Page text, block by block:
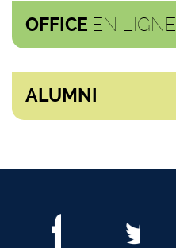
OFFICE EN LIGNE
ALUMNI